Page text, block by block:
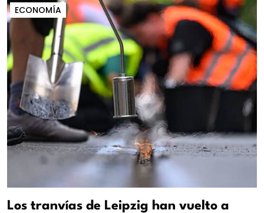
ECONOMÍA
Los tranvías de Leipzig han vuelto a